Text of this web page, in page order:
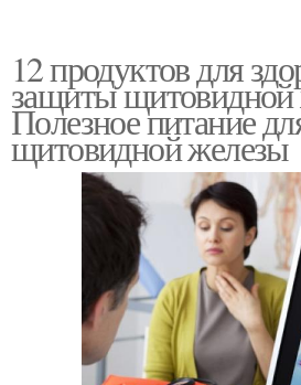
12 продуктов для
защиты
Полезное питание
щитовидной железы